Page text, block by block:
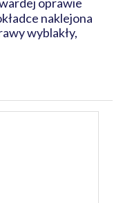
naklejona
wyblakły,